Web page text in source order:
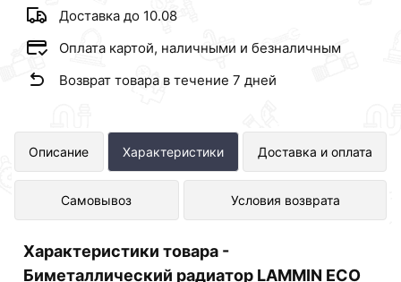
Доставка до 10.08
Оплата картой, наличными и безналичным
Возврат товара в течение 7 дней
Описание Характеристики Доставка и оплата
Самовывоз Условия возврата
Биметаллический радиатор LAMMIN
ECO BM350-80-8 LM14207677008
представлен в интернет-магазине
3 852 рублей.
Характеристики товара -
Биметаллический радиатор LAMMIN ECO